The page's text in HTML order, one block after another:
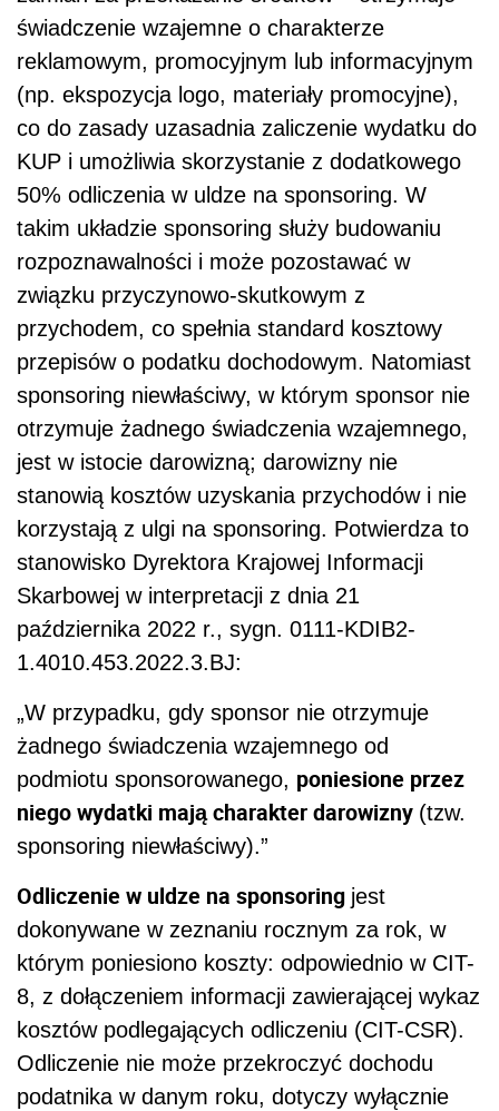
świadczenie wzajemne o charakterze
reklamowym, promocyjnym lub informacyjnym
(np. ekspozycja logo, materiały promocyjne),
co do zasady uzasadnia zaliczenie wydatku do
KUP i umożliwia skorzystanie z dodatkowego
50% odliczenia w uldze na sponsoring. W
takim układzie sponsoring służy budowaniu
rozpoznawalności i może pozostawać w
związku przyczynowo-skutkowym z
przychodem, co spełnia standard kosztowy
przepisów o podatku dochodowym. Natomiast
sponsoring niewłaściwy, w którym sponsor nie
otrzymuje żadnego świadczenia wzajemnego,
jest w istocie darowizną; darowizny nie
stanowią kosztów uzyskania przychodów i nie
korzystają z ulgi na sponsoring. Potwierdza to
stanowisko Dyrektora Krajowej Informacji
Skarbowej w interpretacji z dnia 21
października 2022 r., sygn. 0111-KDIB2-
1.4010.453.2022.3.BJ:
„W przypadku, gdy sponsor nie otrzymuje
żadnego świadczenia wzajemnego od
podmiotu sponsorowanego, poniesione przez
niego wydatki mają charakter darowizny (tzw.
sponsoring niewłaściwy).”
Odliczenie w uldze na sponsoring jest
dokonywane w zeznaniu rocznym za rok, w
którym poniesiono koszty: odpowiednio w CIT-
8, z dołączeniem informacji zawierającej wykaz
kosztów podlegających odliczeniu (CIT-CSR).
Odliczenie nie może przekroczyć dochodu
podatnika w danym roku, dotyczy wyłącznie